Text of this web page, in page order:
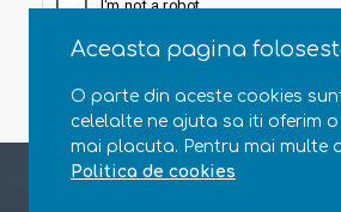
Aceasta pagina
O parte din aceste cookies
celelalte ne ajuta sa iti oferim
mai placuta. Pentru mai multe
Politica de cookies
Copyright © 2013 - 2020 Natural Parenting SRL. CUI RO35363696, J23/